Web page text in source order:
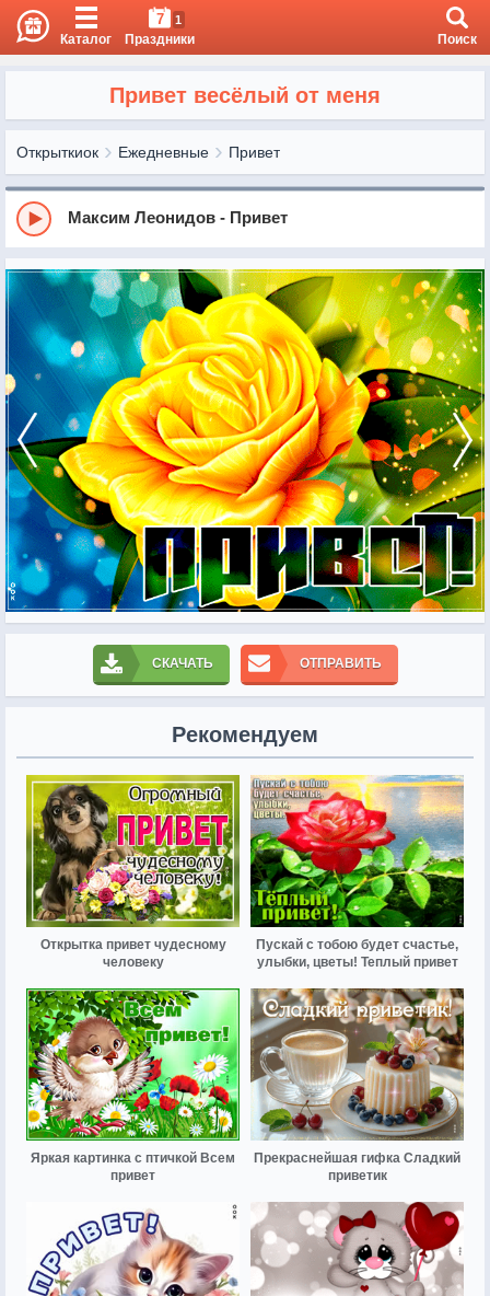
Каталог
7 1
Праздники Поиск
Привет весёлый от меня
Открыткиок Ежедневные Привет
Максим Леонидов - Привет
СКАЧАТЬ ОТПРАВИТЬ
Рекомендуем
Открытка привет чудесному
человеку
Пускай с тобою будет счастье,
улыбки, цветы! Теплый привет
Яркая картинка с птичкой Всем
привет
Прекраснейшая гифка Сладкий
приветик